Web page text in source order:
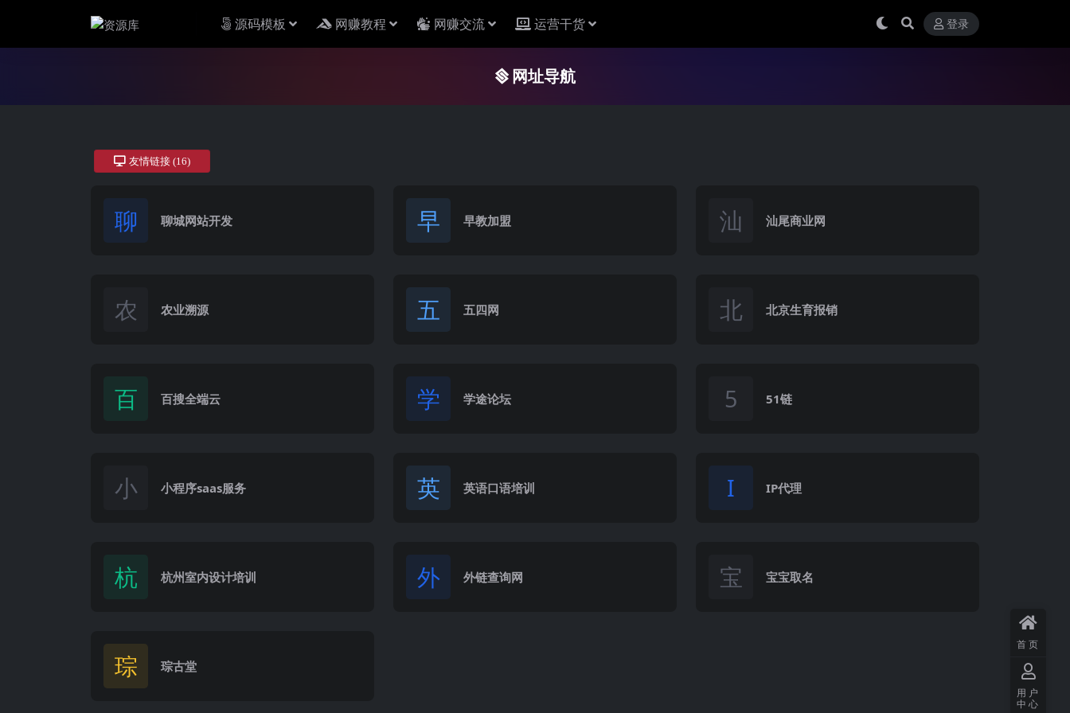
源码模板 网赚教程 网赚交流 运营干货 登录
网址导航
友情链接 (16)
聊 聊城网站开发 早 早教加盟 汕 汕尾商业网
农 农业溯源 五 五四网 北 北京生育报销
百 百搜全端云 学 学途论坛 5 51链
小 小程序saas服务 英 英语口语培训 I IP代理
杭 杭州室内设计培训 外 外链查询网 宝 宝宝取名
琮 琮古堂
首页
用户
中心